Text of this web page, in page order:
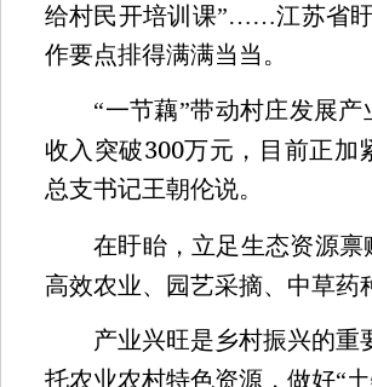
给村民开培训课”……江苏省
作要点排得满满当当。
“一节藕”带动村庄发展产
收入突破300万元，目前正加
总支书记王朝伦说。
在盱眙，立足生态资源禀
高效农业、园艺采摘、中草药
产业兴旺是乡村振兴的重
托农业农村特色资源，做好“